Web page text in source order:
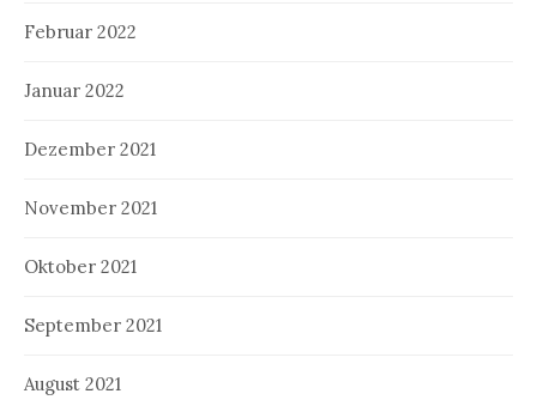
Februar 2022
Januar 2022
Dezember 2021
November 2021
Oktober 2021
September 2021
August 2021